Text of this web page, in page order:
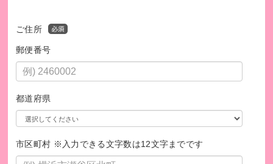
舞台にチャレンジするご家族
ご住所
郵便番号
都道府県
市区町村 ※入力できる文字数は12文字までです